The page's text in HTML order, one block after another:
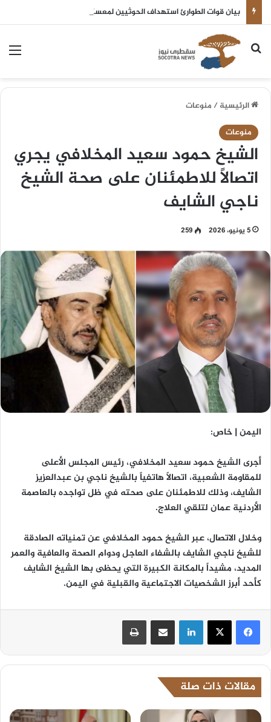
بحث عن
الرئيسية/منوعات
منوعات
الشيخ حمود سعيد المخلافي يجري
اتصالاً للاطمئنان على صحة الشيخ
ناجي الشايف
5 يونيو، 2026 259
اليمن | خاص:
أجرى الشيخ حمود سعيد المخلافي، رئيس المجلس الأعلى
للمقاومة الشعبية، اتصالاً هاتفياً بالشيخ ناجي بن عبدالعزيز
الشايف، وذلك للاطمئنان على صحته في ظل تواجده بالعاصمة
الأردنية عمان لتلقي العلاج.
وخلال الاتصال، عبر الشيخ حمود المخلافي عن تمنياته الصادقة
للشيخ ناجي الشايف بالشفاء العاجل ودوام الصحة والعافية والعمر
المديد، مشيداً بالمكانة الكبيرة التي يحظى بها الشيخ الشايف
كأحد أبرز الشخصيات الاجتماعية والقبلية في اليمن.
لينكدإنمشاركة عبر البريد طباعة
مقالات ذات صلة